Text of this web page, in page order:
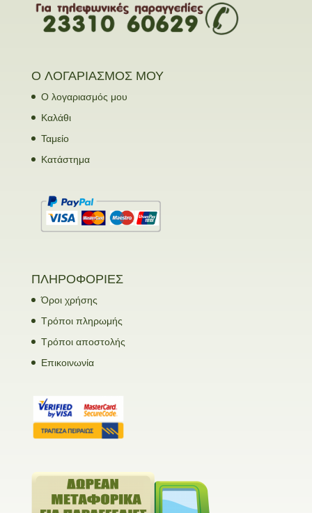
Ο ΛΟΓΑΡΙΑΣΜΟΣ ΜΟΥ
Ο λογαριασμός μου
Καλάθι
Ταμείο
Κατάστημα
ΠΛΗΡΟΦΟΡΙΕΣ
Όροι χρήσης
Τρόποι πληρωμής
Τρόποι αποστολής
Επικοινωνία